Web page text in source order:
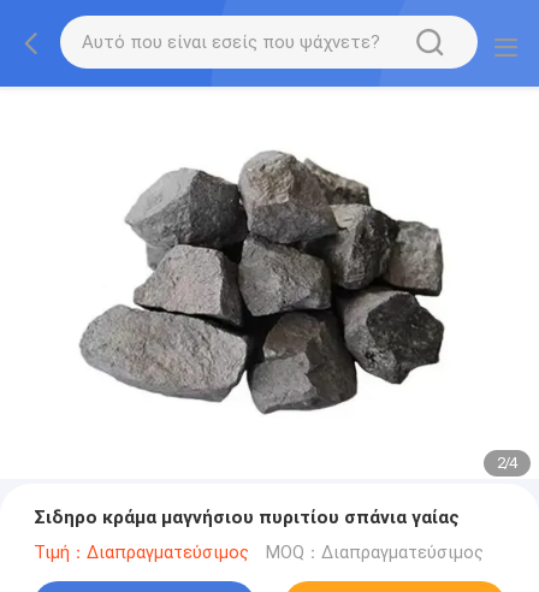
2/4
Σιδηρο κράμα μαγνήσιου πυριτίου σπάνια γαίας
Τιμή：Διαπραγματεύσιμος MOQ：Διαπραγματεύσιμος